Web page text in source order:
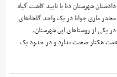
دادستان شهرستان دنا با تایید کاشت گیاه
مخدر ماری جوانا در یک واحد گلخانه‌ای
در یکی از روستا‌های این شهرستان،
هکتار صحت ندارد و در حدود یک